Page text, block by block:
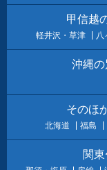
甲信越
軽井沢・草津 八
沖縄
そのほ
北海道 福島
関